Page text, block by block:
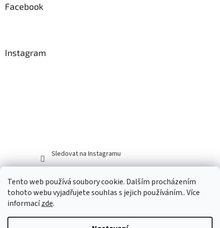
Tento web používá soubory cookie. Dalším procházením
tohoto webu vyjadřujete souhlas s jejich používáním.. Více
informacízde.
Facebook
Instagram
Sledovat na Instagramu